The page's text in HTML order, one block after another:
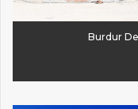
Burdur